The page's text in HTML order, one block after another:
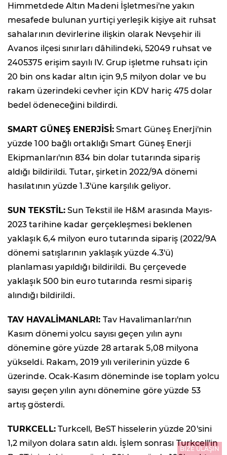
Himmetdede Altın Madeni İşletmesi'ne yakın
mesafede bulunan yurtiçi yerleşik kişiye ait ruhsat
sahalarının devirlerine ilişkin olarak Nevşehir ili
Avanos ilçesi sınırları dâhilindeki, 52049 ruhsat ve
2405375 erişim sayılı IV. Grup işletme ruhsatı için
20 bin ons kadar altın için 9,5 milyon dolar ve bu
rakam üzerindeki cevher için KDV hariç 475 dolar
bedel ödeneceğini bildirdi.
SMART GÜNEŞ ENERJİSİ:Smart Güneş Enerji'nin
yüzde 100 bağlı ortaklığı Smart Güneş Enerji
Ekipmanları'nın 834 bin dolar tutarında sipariş
aldığı bildirildi. Tutar, şirketin 2022/9A dönemi
hasılatının yüzde 1.3'üne karşılık geliyor.
SUN TEKSTİL:Sun Tekstil ile H&M arasında Mayıs-
2023 tarihine kadar gerçekleşmesi beklenen
yaklaşık 6,4 milyon euro tutarında sipariş (2022/9A
dönemi satışlarının yaklaşık yüzde 4.3'ü)
planlaması yapıldığı bildirildi. Bu çerçevede
yaklaşık 500 bin euro tutarında resmi sipariş
alındığı bildirildi.
TAV HAVALİMANLARI: Tav Havalimanları'nın
Kasım dönemi yolcu sayısı geçen yılın aynı
dönemine göre yüzde 28 artarak 5,08 milyona
yükseldi. Rakam, 2019 yılı verilerinin yüzde 6
üzerinde. Ocak-Kasım döneminde ise toplam yolcu
sayısı geçen yılın aynı dönemine göre yüzde 53
artış gösterdi.
TURKCELL:Turkcell, BeST hisselerin yüzde 20'sini
1,2 milyon dolara satın aldı. İşlem sonrası Turkcell'in
BİZE ULAŞIN